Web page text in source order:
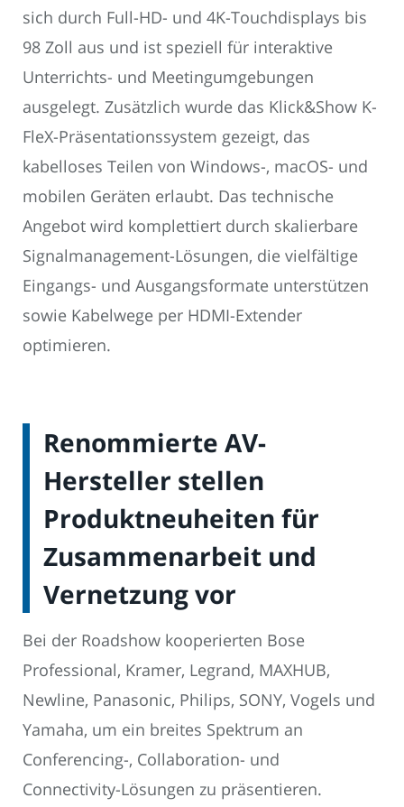
sich durch Full-HD- und 4K-Touchdisplays bis
98 Zoll aus und ist speziell für interaktive
Unterrichts- und Meetingumgebungen
ausgelegt. Zusätzlich wurde das Klick&Show K-
FleX-Präsentationssystem gezeigt, das
kabelloses Teilen von Windows-, macOS- und
mobilen Geräten erlaubt. Das technische
Angebot wird komplettiert durch skalierbare
Signalmanagement-Lösungen, die vielfältige
Eingangs- und Ausgangsformate unterstützen
sowie Kabelwege per HDMI-Extender
optimieren.
Renommierte AV-
Hersteller stellen
Produktneuheiten für
Zusammenarbeit und
Vernetzung vor
Bei der Roadshow kooperierten Bose
Professional, Kramer, Legrand, MAXHUB,
Newline, Panasonic, Philips, SONY, Vogels und
Yamaha, um ein breites Spektrum an
Conferencing-, Collaboration- und
Connectivity-Lösungen zu präsentieren.